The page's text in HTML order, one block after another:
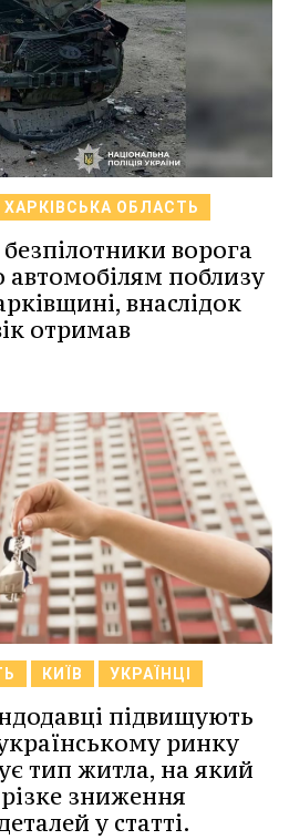
ХАРКІВСЬКА ОБЛАСТЬ
ворога
автомобілям поблизу
внаслідок
отримав
КИЇВ УКРАЇНЦІ
підвищують
ринку
тип житла, на який
різке зниження
у статті.